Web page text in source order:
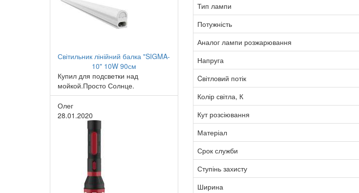
Світильник лінійний балка "SIGMA-
10" 10W 90см
Купил для подсветки над
мойкой.Просто Солнце.
Олег
28.01.2020
Тип лампи
Потужність
Аналог лампи розжарювання
Напруга
Cвітловий потік
Колір світла, К
Кут розсіювання
Матеріал
Срок служби
Ступінь захисту
Ширина